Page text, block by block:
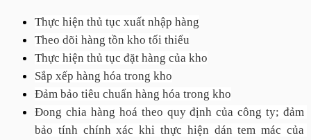
Thực hiện thủ tục xuất nhập hàng
Theo dõi hàng tồn kho tối thiểu
Thực hiện thủ tục đặt hàng của kho
Sắp xếp hàng hóa trong kho
Đảm bảo tiêu chuẩn hàng hóa trong kho
Đong chia hàng hoá theo quy định của công ty; đảm
bảo tính chính xác khi thực hiện dán tem mác của